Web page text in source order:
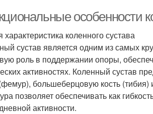
особенности
коленного сустава
сустав является одним из самых
роль в поддержании опоры,
активностях. Коленный сустав
большеберцовую кость
позволяет обеспечивать как
активности.